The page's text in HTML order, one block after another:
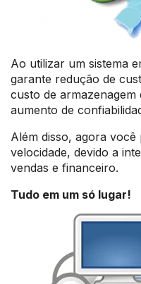
Ao utilizar um sistema
garante redução de
custo de armazenagem
aumento de
Além disso, agora
velocidade, devido a
vendas e financeiro.
Tudo em um só lugar!